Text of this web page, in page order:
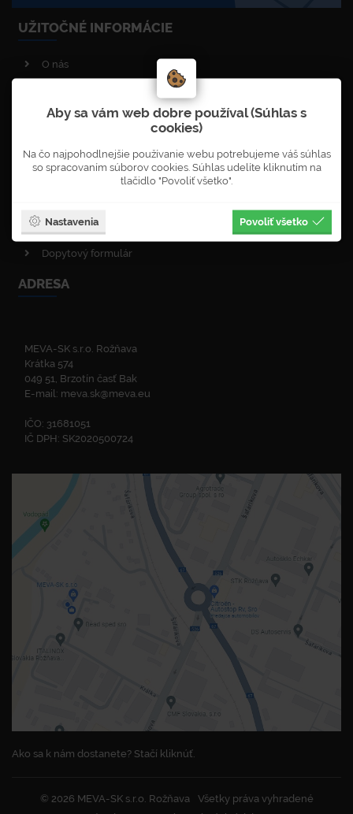
UŽITOČNÉ INFORMÁCIE
O nás
Objednávka newsletterů
Obnova lesa
Enviromentálna politika
ISO certifikáty
Zelená linka
Dopytový formulár
ADRESA
MEVA-SK s.r.o. Rožňava
Krátka 574
049 51, Brzotín časť Bak
E-mail: meva.sk@meva.eu
IČO: 31681051
IČ DPH: SK2020500724
Ako sa k nám dostanete? Stačí kliknúť.
© 2026 MEVA-SK s.r.o. Rožňava
Všetky práva vyhradené
Aby sa vám web dobre používal (Súhlas s
cookies)
Na čo najpohodlnejšie používanie webu potrebujeme váš súhlas
so spracovaním súborov cookies. Súhlas udelíte kliknutím na
tlačidlo "Povoliť všetko".
Nastavenia Povoliť všetko